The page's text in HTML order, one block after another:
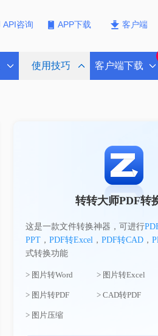
API咨询 APP下载 客户端
使用技巧 客户端下载
转转大师PDF转
这是一款文件转换神器，可进行
PPT， PDF转Excel， PDF转CAD，
式转换功能
> 图片转Word > 图片转Excel
> 图片转PDF > CAD转PDF
> 图片压缩